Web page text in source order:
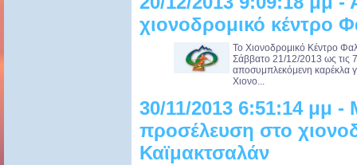
χιονοδρομικό κέντρο
Το Χιονοδρομικό Κέντρο
Σάββατο 21/12/2013 ως τις
αποσυμπλεκόμενη καρέκλα
Χιονο...
30/11/2013 6:51:14 μμ -
προσέλευση στο
Καϊμακτσαλάν